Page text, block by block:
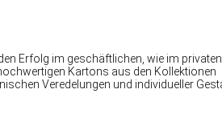
Erfolg im geschäftlichen, wie im privaten
Kartons aus den Kollektionen
Veredelungen und individueller